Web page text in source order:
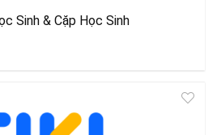
Sinh & Cặp Học Sinh